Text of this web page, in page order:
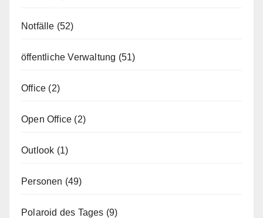
Notfälle (52)
öffentliche Verwaltung (51)
Office (2)
Open Office (2)
Outlook (1)
Personen (49)
Polaroid des Tages (9)